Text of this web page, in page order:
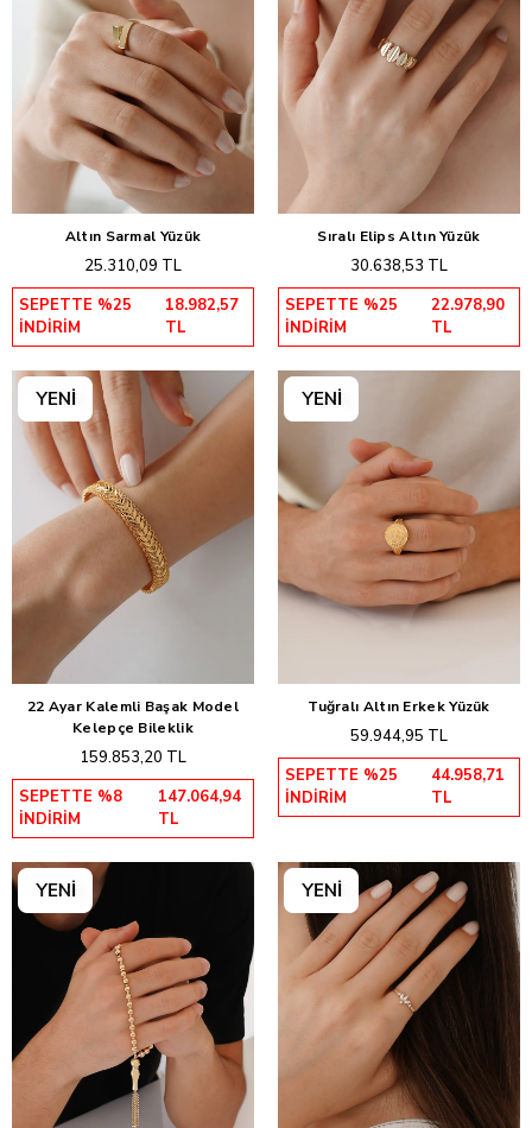
Sepete Ekle
Altın Sarmal Yüzük
25.310,09 TL
SEPETTE %25
İNDİRİM
18.982,57
TL
Sepete Ekle
Sıralı Elips Altın Yüzük
30.638,53 TL
SEPETTE %25
İNDİRİM
22.978,90
TL
Sepete Ekle
22 Ayar Kalemli Başak Model
Kelepçe Bileklik
159.853,20 TL
SEPETTE %8
İNDİRİM
147.064,94
TL
Sepete Ekle
Tuğralı Altın Erkek Yüzük
59.944,95 TL
SEPETTE %25
İNDİRİM
44.958,71
TL